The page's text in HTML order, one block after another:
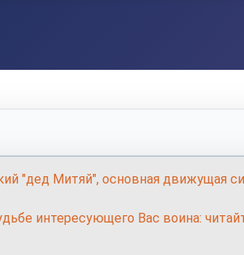
"дед Митяй", основная движущая
интересующего Вас воина: